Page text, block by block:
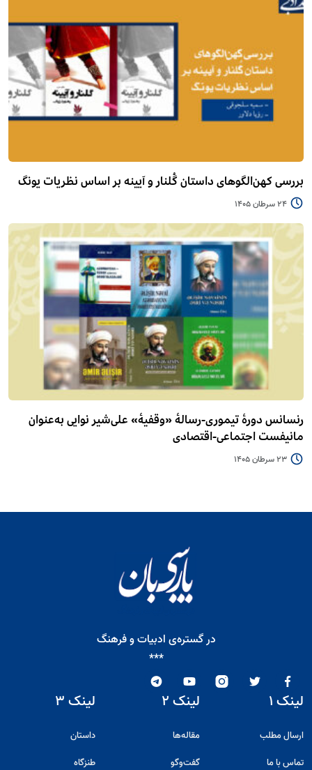
بررسی کهن‌الگوهای داستان گُلنار و آیینه بر اساس نظریات یونگ
24 سرطان 1405
رنسانس دورۀ تیموری-رسالۀ «وقفیۀ» علی‌شیر نوایی به‌عنوان
مانیفست اجتماعی-اقتصادی
23 سرطان 1405
در گستره‌ی ادبیات و فرهنگ
***
لینک ۱
ارسال مطلب
تماس با ما
لینک ۲
مقاله‌ها
گفت‌و‌گو
لینک ۳
داستان
طنزگاه